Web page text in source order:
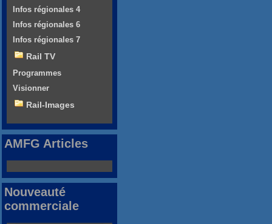
Infos régionales 4
Infos régionales 6
Infos régionales 7
Rail TV
Programmes
Visionner
Rail-Images
AMFG Articles
Nouveauté
commerciale